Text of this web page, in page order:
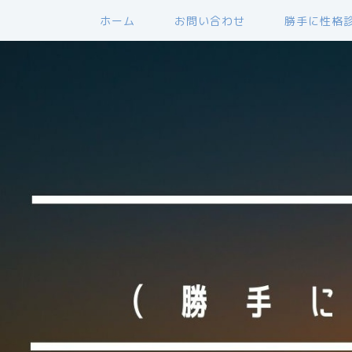
ホーム お問い合わせ 勝手に性格